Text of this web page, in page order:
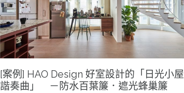
[案例] HAO Design 好室設計的「日光小屋
諧奏曲」 －防水百葉簾．遮光蜂巢簾